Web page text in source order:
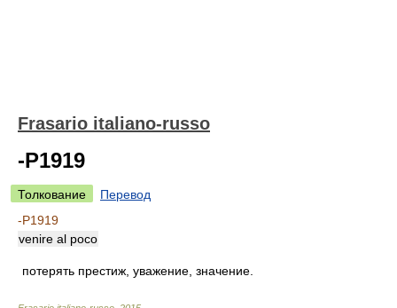
Frasario italiano-russo
-P1919
Толкование
Перевод
-P1919
venire al poco
потерять престиж, уважение, значение.